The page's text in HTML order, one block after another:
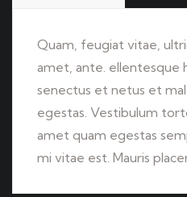
Quam, feugiat vitae,
amet, ante. ellentesque
senectus et netus et
egestas. Vestibulum
amet quam egestas
mi vitae est. Mauris